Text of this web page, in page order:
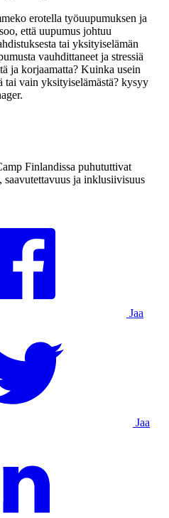
erotella työuupumuksen ja
että uupumus johtuu
tai yksityiselämän
vauhdittaneet ja stressiä
ja korjaamatta? Kuinka usein
vain yksityiselämästä? kysyy
Finlandissa puhututtivat
ja inklusiivisuus
Jaa
Jaa